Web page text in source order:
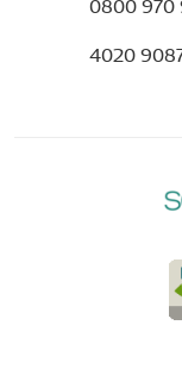
0800 970
4020